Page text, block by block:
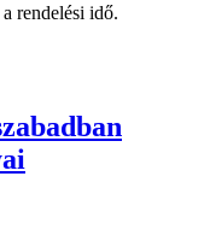
rendelési idő.